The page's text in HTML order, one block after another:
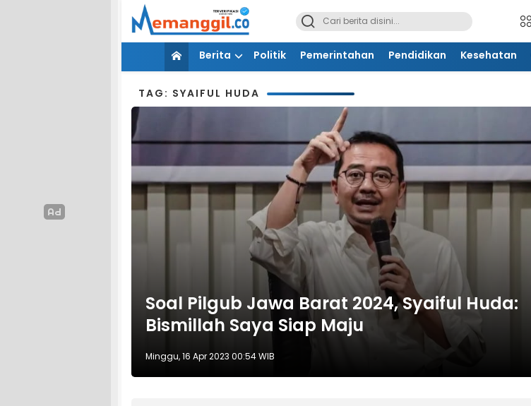
Berita Politik Pemerintahan Pendidikan Kesehatan
TAG: SYAIFUL HUDA
Soal Pilgub Jawa Barat 2024, Syaiful Huda:
Bismillah Saya Siap Maju
Minggu, 16 Apr 2023 00:54 WIB